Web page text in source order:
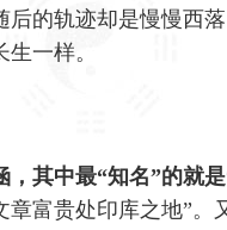
的轨迹却是慢慢西
一样。
其中最“知名”的就
富贵处印库之地”。